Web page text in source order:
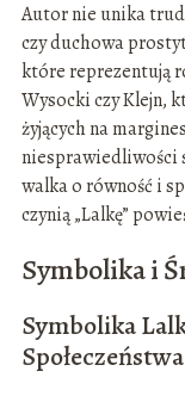
Autor nie unika
czy duchowa
które reprezentują
Wysocki czy Klejn,
żyjących na
niesprawiedliwości
walka o równość i
czynią „Lalkę”
Symbolika i
Symbolika
Społeczeństwa